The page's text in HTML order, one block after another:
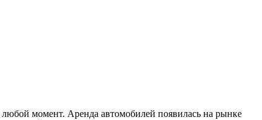
момент. Аренда автомобилей появилась на рынке